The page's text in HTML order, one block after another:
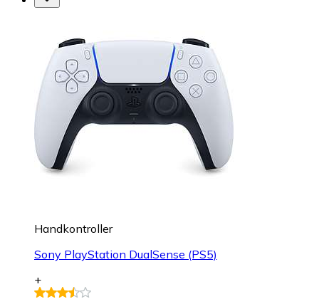
Handkontroller
Sony PlayStation DualSense (PS5)
+